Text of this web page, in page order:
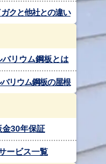
クと他社との違い
バリウム鋼板とは
リウム鋼板の屋根
金30年保証
ービス一覧